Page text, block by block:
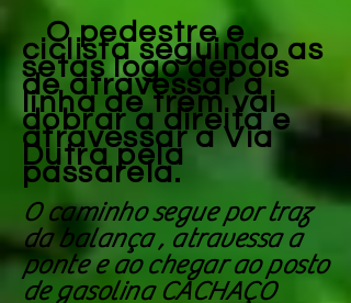
O pedestre e
ciclista seguindo as
setas logo depois
de atravessar a
linha de trem vai
dobrar a direita e
atravessar a Via
Dutra pela
passarela.
O caminho segue por traz
da balança , atravessa a
ponte e ao chegar ao posto
de gasolina CACHAÇO